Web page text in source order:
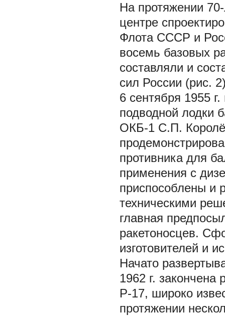
На протяжении
центре
Флота СССР и
восемь базовых
составляли и
сил России (рис.
6 сентября 1955
подводной лодки
ОКБ-1 С.П.
противника для
применения с
приспособлены и
техническими
главная
ракетоносцев.
изготовителей и
Начато
1962 г. закончена
Р-17, широко
протяжении